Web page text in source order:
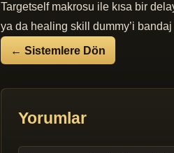
Targetself makrosu ile kısa bir
ya da healing skill dummy’i
← Sistemlere Dön
Yorumlar